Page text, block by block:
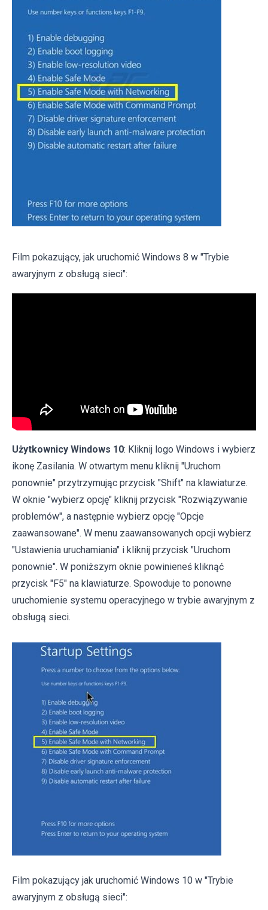
Film pokazujący, jak uruchomić Windows 8 w "Trybie
awaryjnym z obsługą sieci":
Użytkownicy Windows 10: Kliknij logo Windows i wybierz
ikonę Zasilania. W otwartym menu kliknij "Uruchom
ponownie" przytrzymując przycisk "Shift" na klawiaturze.
W oknie "wybierz opcję" kliknij przycisk "Rozwiązywanie
problemów", a następnie wybierz opcję "Opcje
zaawansowane". W menu zaawansowanych opcji wybierz
"Ustawienia uruchamiania" i kliknij przycisk "Uruchom
ponownie". W poniższym oknie powinieneś kliknąć
przycisk "F5" na klawiaturze. Spowoduje to ponowne
uruchomienie systemu operacyjnego w trybie awaryjnym z
obsługą sieci.
Film pokazujący jak uruchomić Windows 10 w "Trybie
awaryjnym z obsługą sieci":